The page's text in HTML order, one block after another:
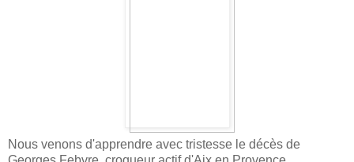
Nous venons d'apprendre avec tristesse le décès de